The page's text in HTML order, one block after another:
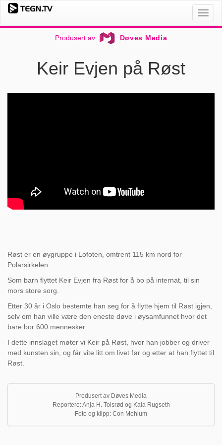
Produsert av
Døves Media
Keir Evjen på Røst
Røst er en øygruppe i Lofoten, omtrent 115 km nord for
Polarsirkelen.
Som barn flyttet Keir Evjen fra Røst for å bo på internat, til sin
mors store sorg.
Etter 30 år i Oslo bestemte han seg for å flytte hjem til Røst igjen,
selv om han ville være den eneste døve i øysamfunnet hvor det
bare bor 600 mennesker.
I dette innslaget møter vi Keir på Røst, hvor han jobber og driver
med kunsten sin, og får vite litt om livet før og etter at han flyttet til
Røst.
Produsert av Døves Media
Reportere: Anja H. Tolsrød og Kaia Rugseth
Foto og klipp: Con Mehlum